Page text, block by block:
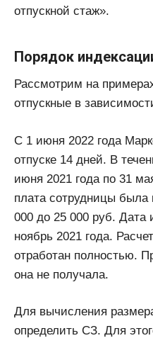
отпускной стаж».
Порядок
Рассмотрим на
отпускные в
С 1 июня 2022 года
отпуске 14 дней. В
июня 2021 года по 31
плата сотрудницы была
000 до 25 000 руб. Дата
ноябрь 2021 года.
отработан полностью.
она не получала.
Для вычисления
определить СЗ. Для